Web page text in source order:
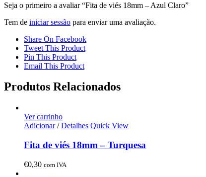
Seja o primeiro a avaliar “Fita de viés 18mm – Azul Claro”
Tem de iniciar sessão para enviar uma avaliação.
Share On Facebook
Tweet This Product
Pin This Product
Email This Product
Produtos Relacionados
Ver carrinho
Adicionar/ Detalhes Quick View
Fita de viés 18mm – Turquesa
€0,30 com IVA